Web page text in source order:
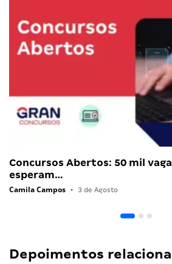
Concursos Abertos: 50 mil
esperam…
Camila Campos • 3 de Agosto
Depoimentos